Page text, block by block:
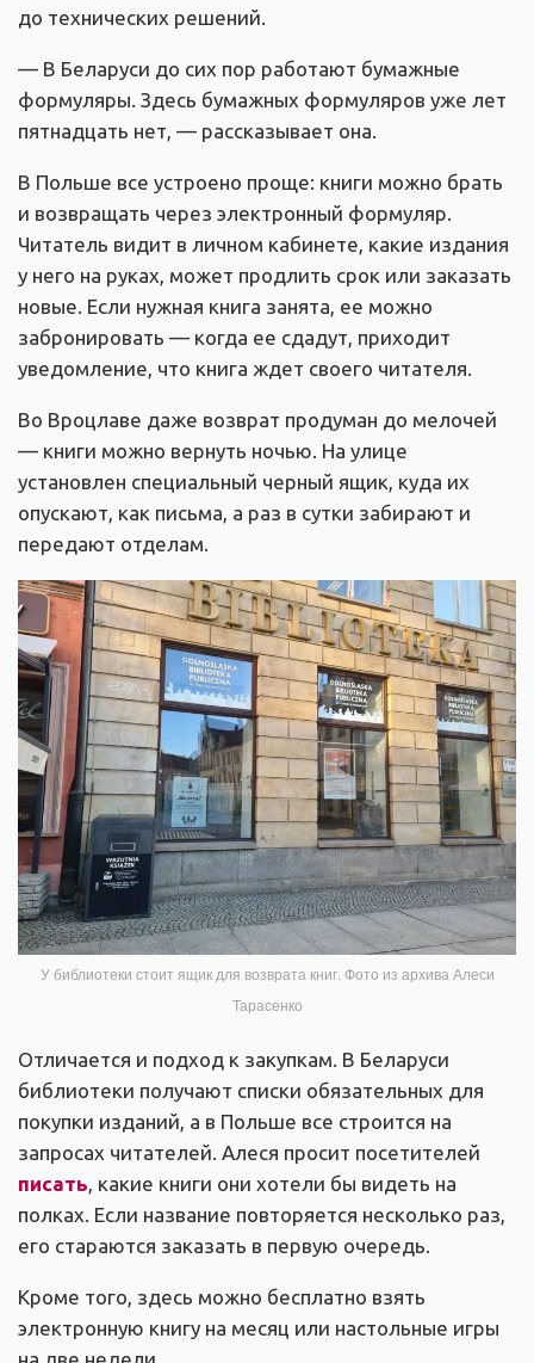
до технических решений.
— В Беларуси до сих пор работают бумажные
формуляры. Здесь бумажных формуляров уже лет
пятнадцать нет, — рассказывает она.
В Польше все устроено проще: книги можно брать
и возвращать через электронный формуляр.
Читатель видит в личном кабинете, какие издания
у него на руках, может продлить срок или заказать
новые. Если нужная книга занята, ее можно
забронировать — когда ее сдадут, приходит
уведомление, что книга ждет своего читателя.
Во Вроцлаве даже возврат продуман до мелочей
— книги можно вернуть ночью. На улице
установлен специальный черный ящик, куда их
опускают, как письма, а раз в сутки забирают и
передают отделам.
У библиотеки стоит ящик для возврата книг. Фото из архива Алеси
Тарасенко
Отличается и подход к закупкам. В Беларуси
библиотеки получают списки обязательных для
покупки изданий, а в Польше все строится на
запросах читателей. Алеся просит посетителей
писать, какие книги они хотели бы видеть на
полках. Если название повторяется несколько раз,
его стараются заказать в первую очередь.
Кроме того, здесь можно бесплатно взять
электронную книгу на месяц или настольные игры